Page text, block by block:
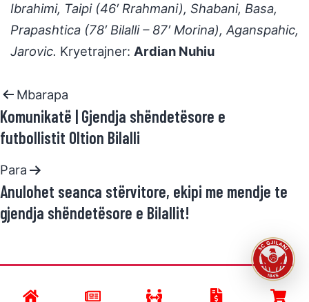
Ibrahimi, Taipi (46′ Rrahmani), Shabani, Basa,
Prapashtica (78′ Bilalli – 87′ Morina), Aganspahic,
Jarovic. Kryetrajner: Ardian Nuhiu
Mbarapa
Komunikatë | Gjendja shëndetësore e
futbollistit Oltion Bilalli
Para
Anulohet seanca stërvitore, ekipi me mendje te
gjendja shëndetësore e Bilallit!
Developed by SC GJILANI and powered by R.Halimi.